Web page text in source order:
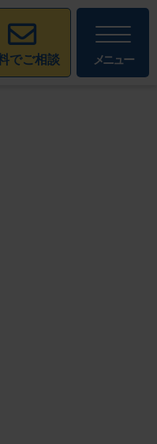
でご相談 メニュー